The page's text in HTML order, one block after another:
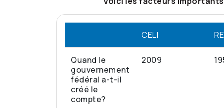
CELI
Quand le
gouvernement
fédéral a-t-il
créé le
compte?
2009